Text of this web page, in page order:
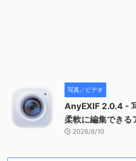
写真／ビデオ
AnyEXIF 2.0.4 -
柔軟に編集できる
2026/8/10